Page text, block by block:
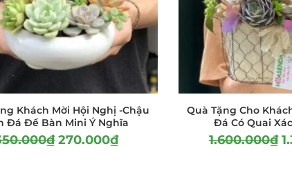
Khách Mời Hội Nghị -Chậu
Đá Để Bàn Mini Ý Nghĩa
₫ 270.000₫
Quà Tặng Cho
Đá Có Quai
1.600.000₫